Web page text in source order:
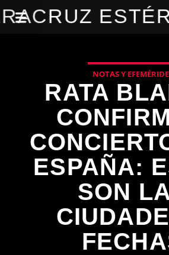
NOTAS Y
RATA
ESPAÑA:
SON